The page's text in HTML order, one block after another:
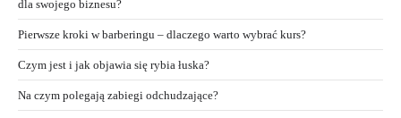
dla swojego biznesu?
Pierwsze kroki w barberingu – dlaczego warto wybrać kurs?
Czym jest i jak objawia się rybia łuska?
Na czym polegają zabiegi odchudzające?